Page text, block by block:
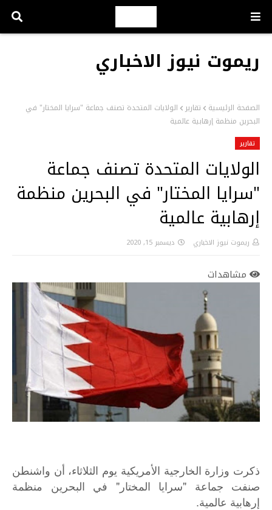
ريموت نيوز الاخباري
الصفحة الرئيسية تقارير
الولايات المتحدة تصنف جماعة "سرايا المختار" في
البحرين منظمة إرهابية عالمية
تقارير
الولايات المتحدة تصنف جماعة
"سرايا المختار" في البحرين منظمة
إرهابية عالمية
ريموت نيوز الاخباري ديسمبر 15, 2020
مشاهدات
ذكرت وزارة الخارجية الأمريكية يوم الثلاثاء، أن واشنطن
صنفت جماعة "سرايا المختار" في البحرين منظمة
إرهابية عالمية.